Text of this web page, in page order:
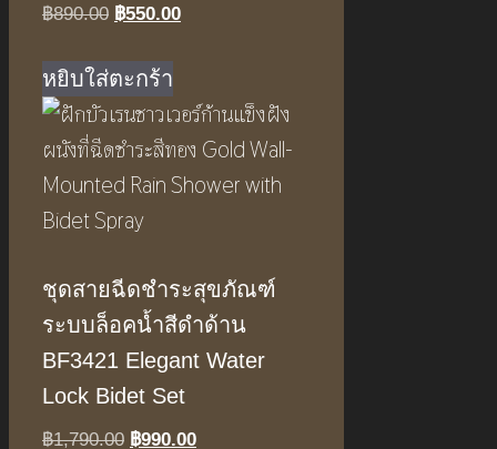
฿890.00 Original
was:
฿890.00.
฿550.00Current
฿550.00.
หยิบใส่ตะกร้า
ชุดสายฉีดชำระสุขภัณฑ์
ระบบล็อคน้ำสีดำด้าน
BF3421 Elegant Water
Lock Bidet Set
฿1,790.00 Original
฿990.00Current